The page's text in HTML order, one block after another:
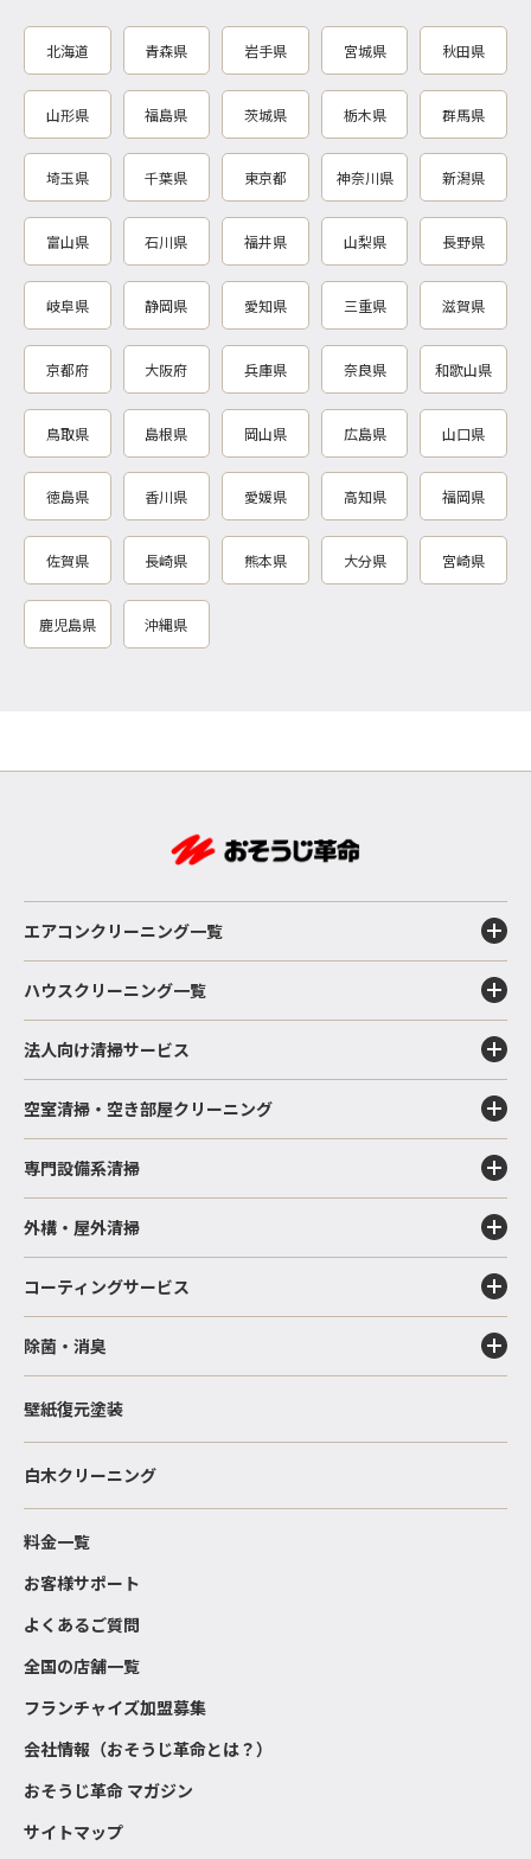
北海道 青森県 岩手県 宮城県 秋田県
山形県 福島県 茨城県 栃木県 群馬県
埼玉県 千葉県 東京都 神奈川県 新潟県
富山県 石川県 福井県 山梨県 長野県
岐阜県 静岡県 愛知県 三重県 滋賀県
京都府 大阪府 兵庫県 奈良県 和歌山県
鳥取県 島根県 岡山県 広島県 山口県
徳島県 香川県 愛媛県 高知県 福岡県
佐賀県 長崎県 熊本県 大分県 宮崎県
鹿児島県 沖縄県
エアコンクリーニング一覧
ハウスクリーニング一覧
法人向け清掃サービス
空室清掃・空き部屋クリーニング
専門設備系清掃
外構・屋外清掃
コーティングサービス
除菌・消臭
壁紙復元塗装
白木クリーニング
料金一覧
お客様サポート
よくあるご質問
全国の店舗一覧
フランチャイズ加盟募集
会社情報（おそうじ革命とは？）
おそうじ革命 マガジン
サイトマップ